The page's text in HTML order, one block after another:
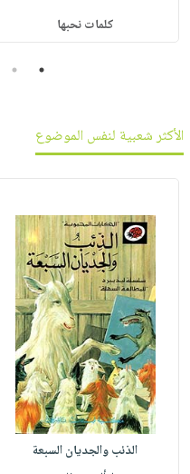
كلمات نحبها
1
2
الأكثر شعبية لنفس الموضوع
الذئب والجديان السبعة